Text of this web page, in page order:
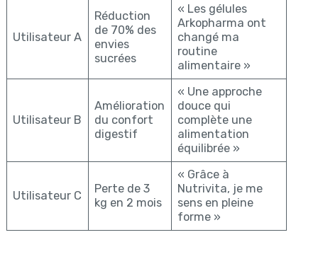
Utilisateur A
Réduction
de 70% des
envies
sucrées
« Les gélules
Arkopharma ont
changé ma
routine
alimentaire »
Utilisateur B
Amélioration
du confort
digestif
« Une approche
douce qui
complète une
alimentation
équilibrée »
Utilisateur C
Perte de 3
kg en 2 mois
« Grâce à
Nutrivita, je me
sens en pleine
forme »